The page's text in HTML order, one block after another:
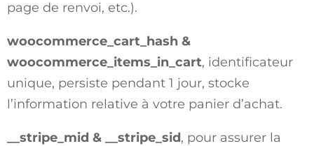
page de renvoi, etc.).
woocommerce_cart_hash &
woocommerce_items_in_cart, identificateur
unique, persiste pendant 1 jour, stocke
l’information relative à votre panier d’achat.
__stripe_mid & __stripe_sid, pour assurer la